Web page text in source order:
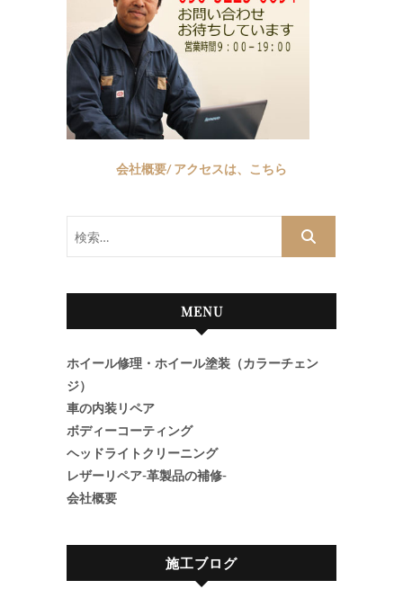
会社概要/ アクセスは、こちら
MENU
ホイール修理・ホイール塗装（カラーチェン
ジ）
車の内装リペア
ボディーコーティング
ヘッドライトクリーニング
レザーリペア-革製品の補修-
会社概要
施工ブログ